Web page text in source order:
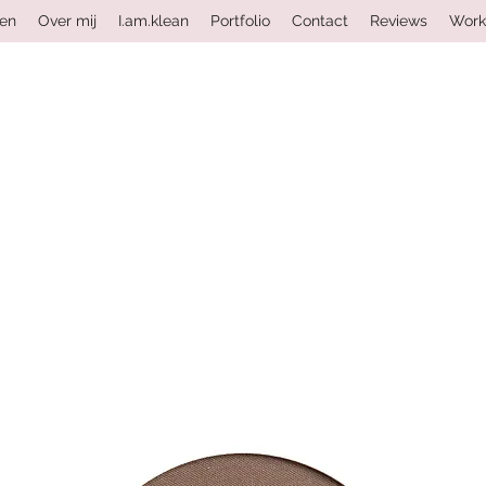
Over mij I.am.klean Portfolio Contact Reviews